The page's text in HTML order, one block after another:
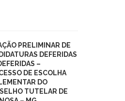
PRELIMINAR DE
DEFERIDAS
–
DE ESCOLHA
DO
TUTELAR DE